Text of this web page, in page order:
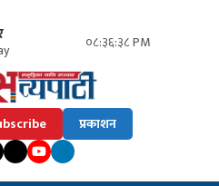
०८:३६:३९ PM
प्रकाशन